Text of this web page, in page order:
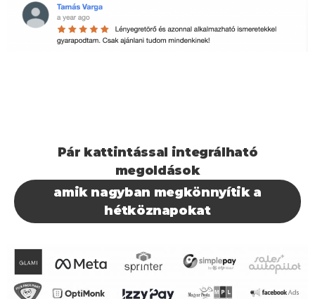
Pár kattintással integrálható
megoldások
amik nagyban megkönnyítik a
hétköznapokat